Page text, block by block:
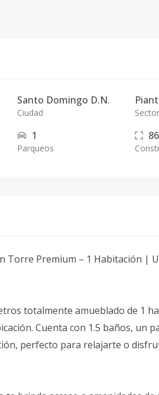
Santo Domingo D.N.
Ciudad Sector
1
Parqueos
Torre Premium – 1 Habitación |
totalmente amueblado de 1
Cuenta con 1.5 baños, un
perfecto para relajarte o